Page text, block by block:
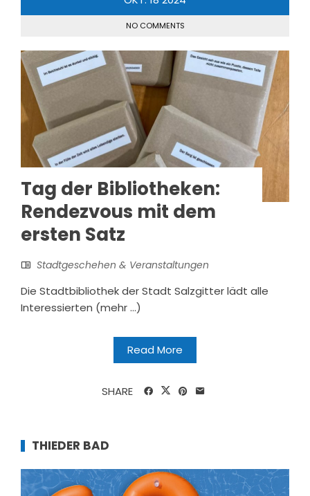
NO COMMENTS
Tag der Bibliotheken:
Rendezvous mit dem
ersten Satz
Stadtgeschehen & Veranstaltungen
Die Stadtbibliothek der Stadt Salzgitter lädt alle
Interessierten (mehr …)
Read More
SHARE
THIEDER BAD